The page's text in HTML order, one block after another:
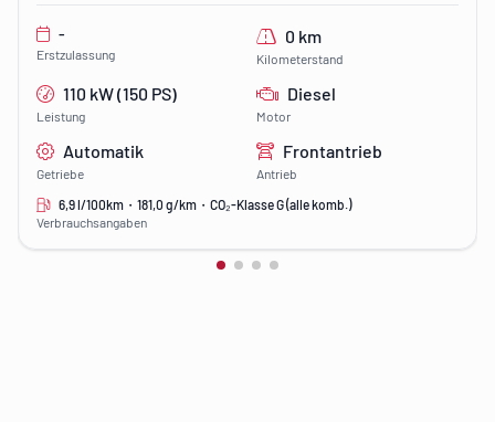
-
Erstzulassung
0 km
Kilometerstand
110 kW (150 PS)
Leistung
Diesel
Motor
Automatik
Getriebe
Frontantrieb
Antrieb
6,9 l/100km・181,0 g/km・CO₂-Klasse G (alle komb.)
Verbrauchsangaben